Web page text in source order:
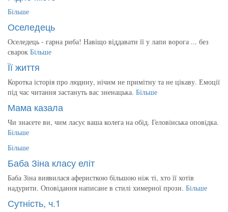
Більше
Оселедець
Оселедець - гарна риба! Навіщо віддавати її у лапи ворога ... без
сварок Більше
Її життя
Коротка історія про людину, нічим не примітну та не цікаву. Емоції
під час читання застануть вас зненацька. Більше
Мама казала
Чи знаєете ви, чим ласує ваша колега на обід. Геловінська оповідка.
Більше
Більше
Баба Зіна класу еліт
Баба Зіна виявилася аферисткою більшою ніж ті, хто її хотів
надурити. Оповідання написане в стилі химерної прози. Більше
Сутність, ч.1